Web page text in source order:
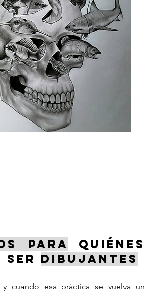
PARA
QUIÉNES
SER DIBUJANTES
y cuando esa práctica se vuelva un